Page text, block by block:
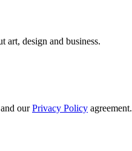
art, design and business.
ourPrivacy Policy agreement.